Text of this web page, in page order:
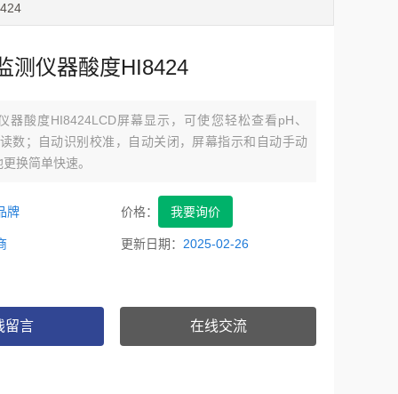
测仪器酸度HI8424
器酸度HI8424LCD屏幕显示，可使您轻松查看pH、
数；自动识别校准，自动关闭，屏幕指示和自动手动
换简单快速。
牌 价格： 我要询价
更新日期： 2025-02-26
留言 在线交流